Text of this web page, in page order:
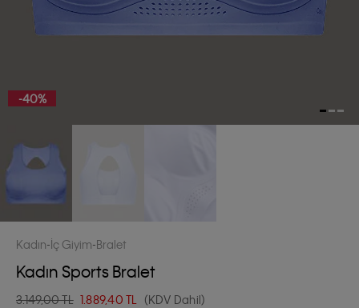
-40%
Kadın İç Giyim Bralet
Kadın Sports Bralet
3.149,00 TL 1.889,40 TL (KDV Dahil)